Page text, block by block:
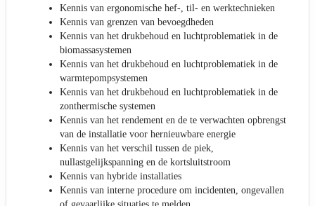
Kennis van ergonomische hef-, til- en werktechnieken
Kennis van grenzen van bevoegdheden
Kennis van het drukbehoud en luchtproblematiek in de
biomassasystemen
Kennis van het drukbehoud en luchtproblematiek in de
warmtepompsystemen
Kennis van het drukbehoud en luchtproblematiek in de
zonthermische systemen
Kennis van het rendement en de te verwachten opbrengst
van de installatie voor hernieuwbare energie
Kennis van het verschil tussen de piek,
nullastgelijkspanning en de kortsluitstroom
Kennis van hybride installaties
Kennis van interne procedure om incidenten, ongevallen